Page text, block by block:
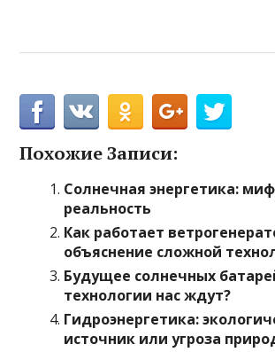
Похожие Записи:
Солнечная энергетика:
реальность
Как работает
объяснение сложной
Будущее солнечных
технологии нас ждут?
Гидроэнергетика:
источник или угроза